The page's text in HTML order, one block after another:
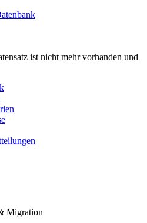
ist nicht mehr vorhanden und
Migration